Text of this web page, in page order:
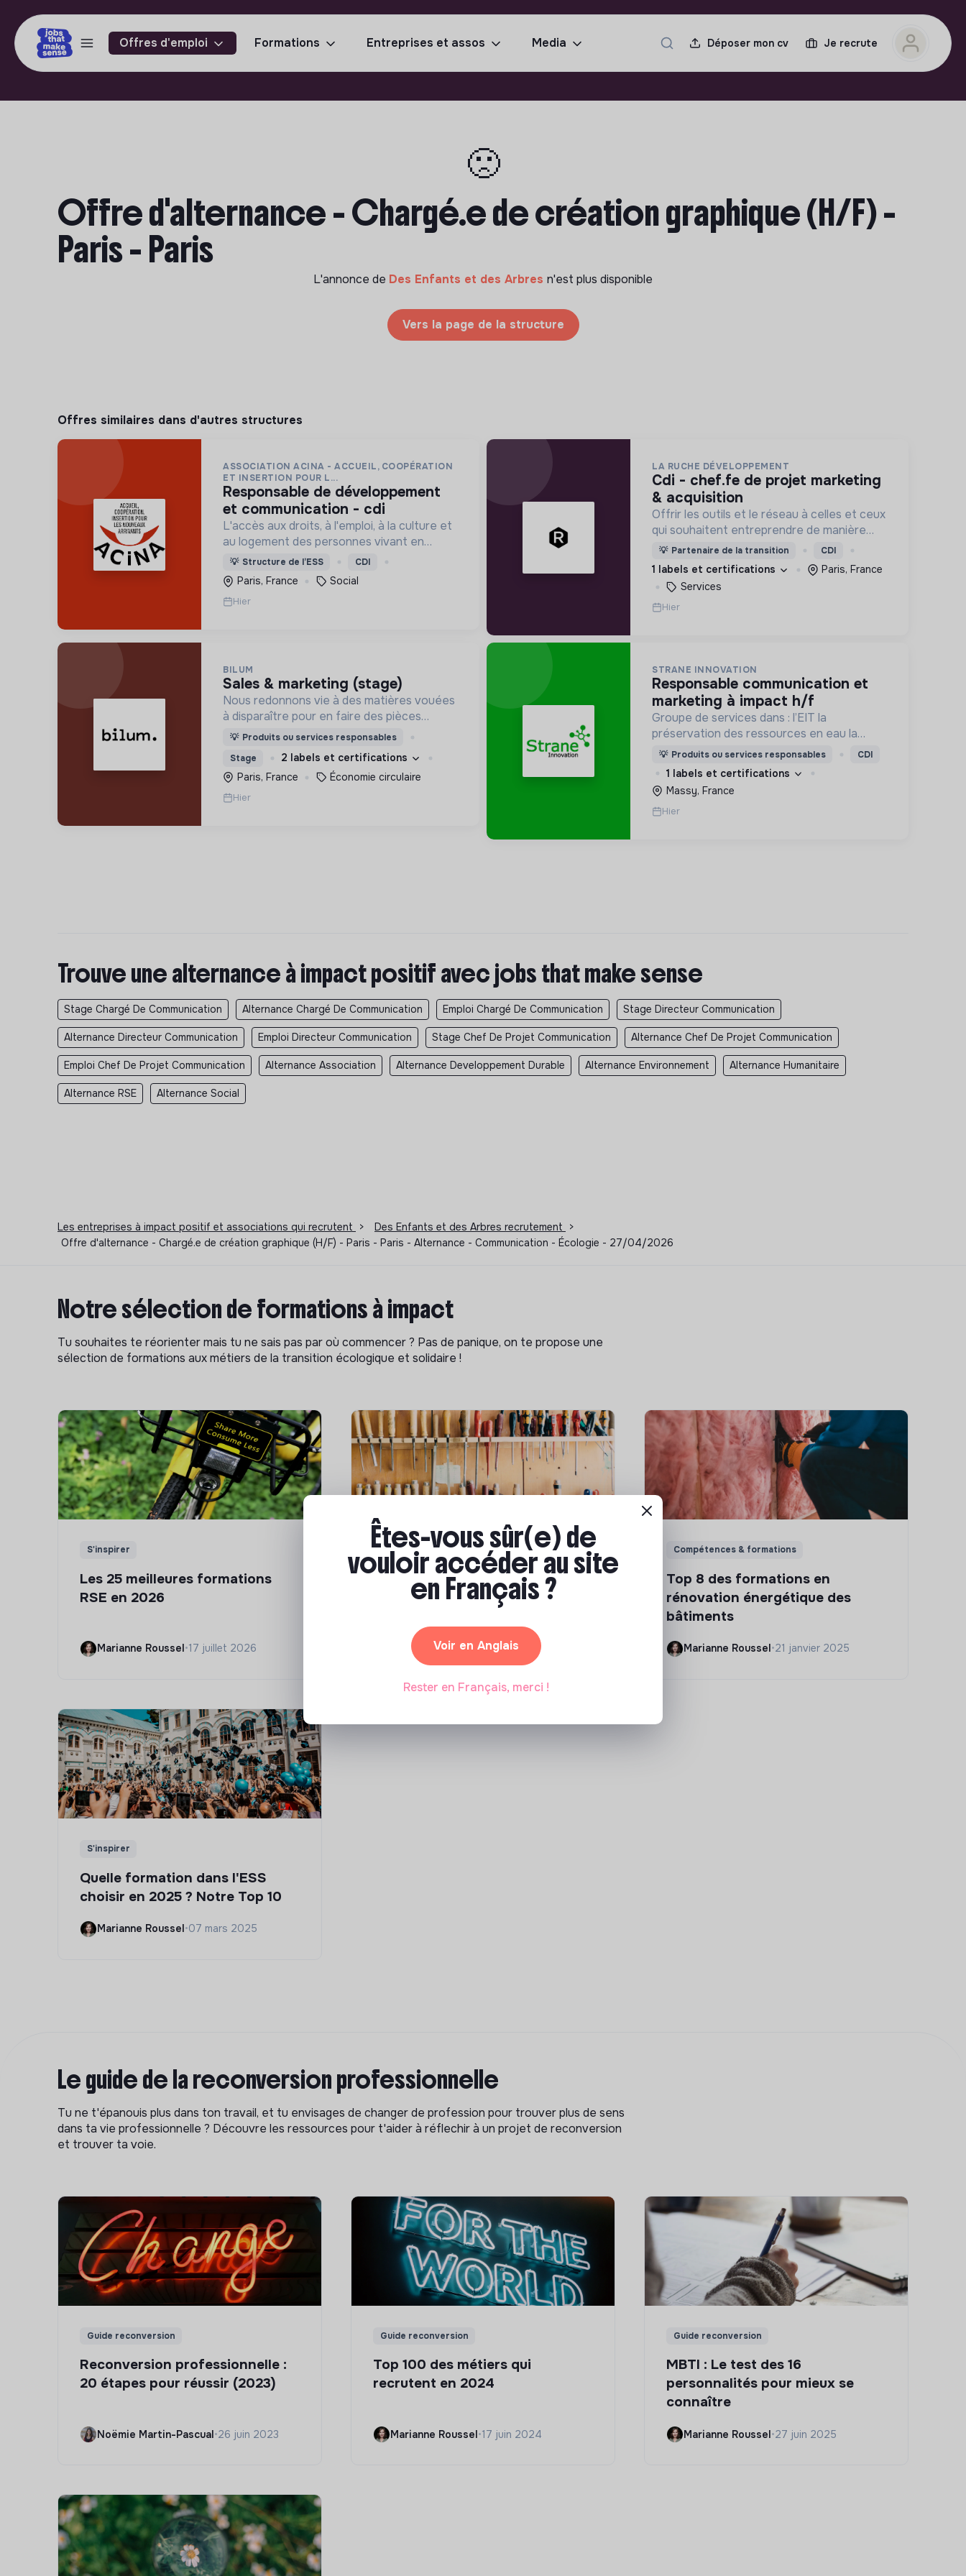
Offres d'emploi Formations Entreprises et assos Media Déposer mon cv Je recrute
🙁
Offre d'alternance - Chargé.e de création graphique (H/F) -
Paris - Paris
L'annonce de Des Enfants et des Arbres n'est plus disponible
Vers la page de la structure
Offres similaires dans d'autres structures
ASSOCIATION ACINA - ACCUEIL, COOPÉRATION
ET INSERTION POUR L...
responsable de développement
et communication - cdi
L'accès aux droits, à l'emploi, à la culture et
au logement des personnes vivant en
situation de grande précarité et d'habitat
indigne ou précaire (squats, bidonvilles,
hôtels sociaux, etc.) en IDF.
💡 Structure de l’ESS CDI
Paris, France Social
Hier
LA RUCHE DÉVELOPPEMENT
cdi - chef.fe de projet marketing
& acquisition
Offrir les outils et le réseau à celles et ceux
qui souhaitent entreprendre de manière
responsable !
💡 Partenaire de la transition CDI
1 labels et certifications
Paris, France
Services
Hier
BILUM
sales & marketing (stage)
Nous redonnons vie à des matières vouées
à disparaître pour en faire des pièces
uniques et originales. Notre manufacture
l’économie sociale et solidaire.
💡 Produits ou services responsables
Stage
2 labels et certifications
Paris, France
Économie circulaire
Hier
STRANE INNOVATION
responsable communication et
marketing à impact h/f
Groupe de services dans : l’EIT la
préservation des ressources en eau la
prévention des inondations l’agriculture
durable et les écosystèmes terrestres les
sciences cognitives
💡 Produits ou services responsables CDI
1 labels et certifications
Massy, France
Hier
Trouve une alternance à impact positif avec jobs that make sense
Stage Chargé De Communication Alternance Chargé De Communication Emploi Chargé De Communication Stage Directeur Communication
Alternance Directeur Communication Emploi Directeur Communication Stage Chef De Projet Communication Alternance Chef De Projet Communication
Emploi Chef De Projet Communication Alternance Association Alternance Developpement Durable Alternance Environnement Alternance Humanitaire
Alternance RSE Alternance Social
Les entreprises à impact positif et associations qui recrutent > Des Enfants et des Arbres recrutement
>
Offre d'alternance - Chargé.e de création graphique (H/F) - Paris - Paris - Alternance - Communication - Écologie - 27/04/2026
Notre sélection de formations à impact
Tu souhaites te réorienter mais tu ne sais pas par où commencer ? Pas de panique, on te propose une
sélection de formations aux métiers de la transition écologique et solidaire !
S'inspirer
Les 25 meilleures formations
RSE en 2026
Marianne Roussel•17 juillet 2026
Compétences & formations
Comment se former à la
transition écologique ?
Marianne Roussel•09 janvier 2024
Compétences & formations
Top 8 des formations en
rénovation énergétique des
bâtiments
Marianne Roussel•21 janvier 2025
S'inspirer
Quelle formation dans l'ESS
choisir en 2025 ? Notre Top 10
Marianne Roussel•07 mars 2025
Le guide de la reconversion professionnelle
Tu ne t'épanouis plus dans ton travail, et tu envisages de changer de profession pour trouver plus de sens
dans ta vie professionnelle ? Découvre les ressources pour t'aider à réflechir à un projet de reconversion
et trouver ta voie.
Guide reconversion
Reconversion professionnelle :
20 étapes pour réussir (2023)
Noëmie Martin-Pascual•26 juin 2023
Guide reconversion
Top 100 des métiers qui
recrutent en 2024
Marianne Roussel•17 juin 2024
Guide reconversion
MBTI : Le test des 16
personnalités pour mieux se
connaître
Marianne Roussel•27 juin 2025
Êtes-vous sûr(e) de
vouloir accéder au site
en Français ?
Voir en Anglais
Rester en Français, merci !